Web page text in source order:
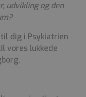
udvikling og den
dig i Psykiatrien
vores lukkede